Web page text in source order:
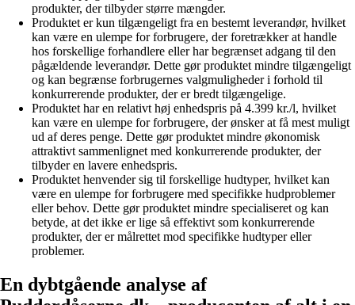
produkter, der tilbyder større mængder.
Produktet er kun tilgængeligt fra en bestemt leverandør, hvilket
kan være en ulempe for forbrugere, der foretrækker at handle
hos forskellige forhandlere eller har begrænset adgang til den
pågældende leverandør. Dette gør produktet mindre tilgængeligt
og kan begrænse forbrugernes valgmuligheder i forhold til
konkurrerende produkter, der er bredt tilgængelige.
Produktet har en relativt høj enhedspris på 4.399 kr./l, hvilket
kan være en ulempe for forbrugere, der ønsker at få mest muligt
ud af deres penge. Dette gør produktet mindre økonomisk
attraktivt sammenlignet med konkurrerende produkter, der
tilbyder en lavere enhedspris.
Produktet henvender sig til forskellige hudtyper, hvilket kan
være en ulempe for forbrugere med specifikke hudproblemer
eller behov. Dette gør produktet mindre specialiseret og kan
betyde, at det ikke er lige så effektivt som konkurrerende
produkter, der er målrettet mod specifikke hudtyper eller
problemer.
En dybtgående analyse af